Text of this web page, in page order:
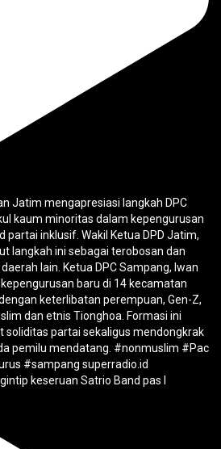
keseruan Satrio Band pas l